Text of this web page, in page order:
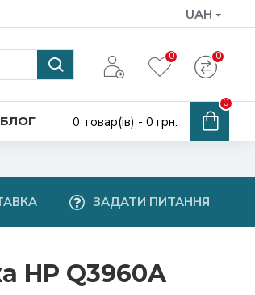
UAH
0 0
БЛОГ 0 товар(ів) - 0 грн.
0
ЗАДАТИ ПИТАННЯ
HP Q3960A